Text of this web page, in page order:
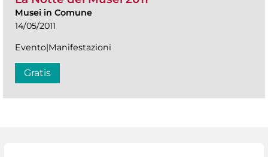
Musei in Comune
14/05/2011
Evento|Manifestazioni
Gratis